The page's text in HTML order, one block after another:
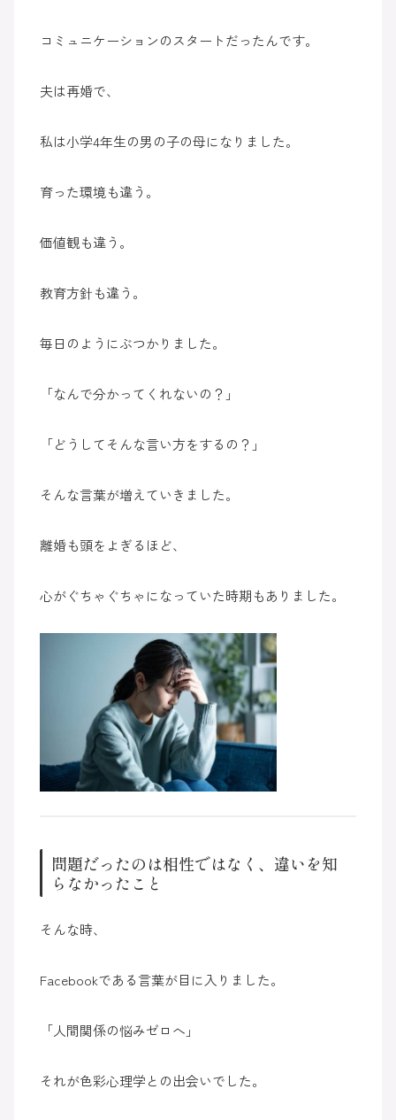
コミュニケーションのスタートだったんです。
夫は再婚で、
私は小学4年生の男の子の母になりました。
育った環境も違う。
価値観も違う。
教育方針も違う。
毎日のようにぶつかりました。
「なんで分かってくれないの？」
「どうしてそんな言い方をするの？」
そんな言葉が増えていきました。
離婚も頭をよぎるほど、
心がぐちゃぐちゃになっていた時期もありました。
問題だったのは相性ではなく、違いを知
らなかったこと
そんな時、
Facebookである言葉が目に入りました。
「人間関係の悩みゼロへ」
それが色彩心理学との出会いでした。